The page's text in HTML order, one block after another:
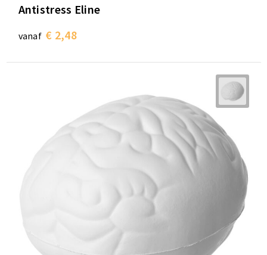
Antistress Eline
vanaf € 2,48